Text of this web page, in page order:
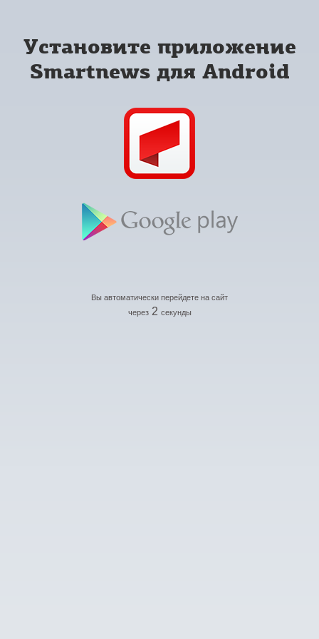
Установите приложение
Smartnews для Android
Вы автоматически перейдете на сайт
через 2 секунды